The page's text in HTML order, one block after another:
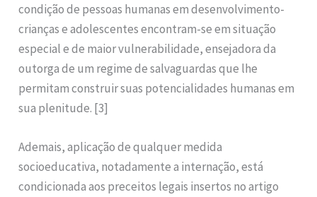
condição de pessoas humanas em desenvolvimento-
crianças e adolescentes encontram-se em situação
especial e de maior vulnerabilidade, ensejadora da
outorga de um regime de salvaguardas que lhe
permitam construir suas potencialidades humanas em
sua plenitude. [3]
Ademais, aplicação de qualquer medida
socioeducativa, notadamente a internação, está
condicionada aos preceitos legais insertos no artigo